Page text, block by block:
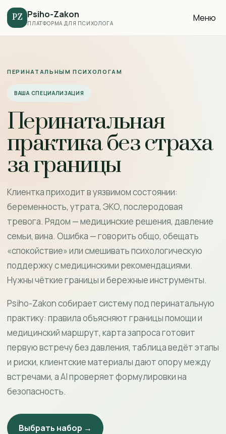
PZ Psiho-Zakon
ПЛАТФОРМА ДЛЯ ПСИХОЛОГА Меню
ПЕРИНАТАЛЬНЫМ ПСИХОЛОГАМ
ВАША СПЕЦИАЛИЗАЦИЯ
Перинатальная
практика без страха
за границы
Клиентка приходит в уязвимом состоянии:
беременность, утрата, ЭКО, послеродовая
тревога. Рядом — медицинские решения, давление
семьи, вина. Ошибка — говорить общо, обещать
«спокойствие» или смешивать психологическую
поддержку с медицинскими рекомендациями.
Нужны чёткие границы и бережные инструменты.
Psiho-Zakon собирает систему под перинатальную
практику: правила объясняют границы помощи и
медицинский маршрут, карта запроса готовит
первую встречу без давления, таблица ведёт этапы
и риски, клиентские материалы дают опору между
встречами, а AI проверяет формулировки на
безопасность.
Выбрать набор →